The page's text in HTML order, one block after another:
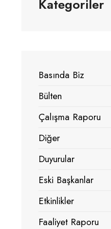
Kategoriler
Basında Biz
Bülten
Çalışma Raporu
Diğer
Duyurular
Eski Başkanlar
Etkinlikler
Faaliyet Raporu